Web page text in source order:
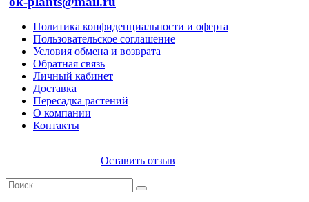
Политика конфиденциальности и оферта
Пользовательское соглашение
Условия обмена и возврата
Обратная связь
Личный кабинет
Доставка
Пересадка растений
О компании
Контакты
Оставить отзыв